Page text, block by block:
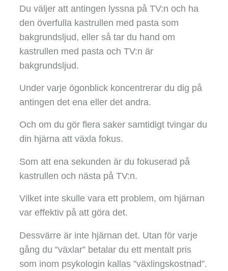
Du väljer att antingen lyssna på TV:n och ha
den överfulla kastrullen med pasta som
bakgrundsljud, eller så tar du hand om
kastrullen med pasta och TV:n är
bakgrundsljud.
Under varje ögonblick koncentrerar du dig på
antingen det ena eller det andra.
Och om du gör flera saker samtidigt tvingar du
din hjärna att växla fokus.
Som att ena sekunden är du fokuserad på
kastrullen och nästa på TV:n.
Vilket inte skulle vara ett problem, om hjärnan
var effektiv på att göra det.
Dessvärre är inte hjärnan det. Utan för varje
gång du ”växlar” betalar du ett mentalt pris
som inom psykologin kallas ”växlingskostnad”.